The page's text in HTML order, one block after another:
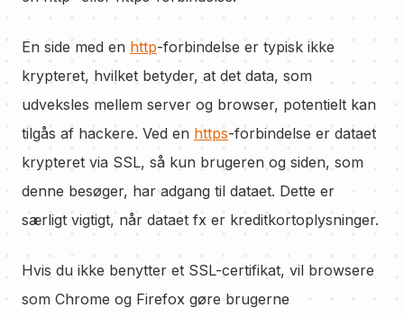
En side med en http-forbindelse er typisk ikke
krypteret, hvilket betyder, at det data, som
udveksles mellem server og browser, potentielt kan
tilgås af hackere. Ved en https-forbindelse er dataet
krypteret via SSL, så kun brugeren og siden, som
denne besøger, har adgang til dataet. Dette er
særligt vigtigt, når dataet fx er kreditkortoplysninger.
Hvis du ikke benytter et SSL-certifikat, vil browsere
som Chrome og Firefox gøre brugerne